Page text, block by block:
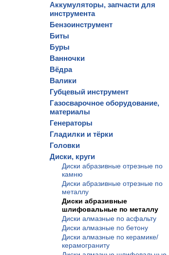
Аккумуляторы, запчасти для
инструмента
Бензоинструмент
Биты
Буры
Ванночки
Вёдра
Валики
Губцевый инструмент
Газосварочное оборудование,
материалы
Генераторы
Гладилки и тёрки
Головки
Диски, круги
Диски абразивные отрезные по
камню
Диски абразивные отрезные по
металлу
Диски абразивные
шлифовальные по металлу
Диски алмазные по асфальту
Диски алмазные по бетону
Диски алмазные по керамике/
керамограниту